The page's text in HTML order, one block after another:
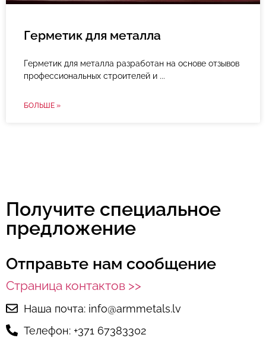
Герметик для металла
Герметик для металла разработан на основе отзывов
профессиональных строителей и
БОЛЬШЕ »
Получите специальное
предложение
Отправьте нам сообщение
Страница контактов >>
Наша почта: info@armmetals.lv
Телефон: +371 67383302